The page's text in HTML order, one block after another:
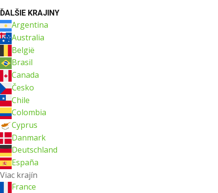
ĎALŠIE KRAJINY
Argentina
Australia
België
Brasil
Canada
Česko
Chile
Colombia
Cyprus
Danmark
Deutschland
España
Viac krajín
France